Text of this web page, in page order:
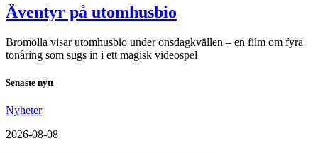
Äventyr på utomhusbio
Bromölla visar utomhusbio under onsdagkvällen – en film om fyra
tonåring som sugs in i ett magisk videospel
Senaste nytt
Nyheter
2026-08-08